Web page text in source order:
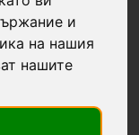
и
на нашия
нашите